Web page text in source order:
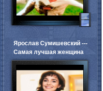
Ярослав Сумишевский ---
Самая лучшая женщина